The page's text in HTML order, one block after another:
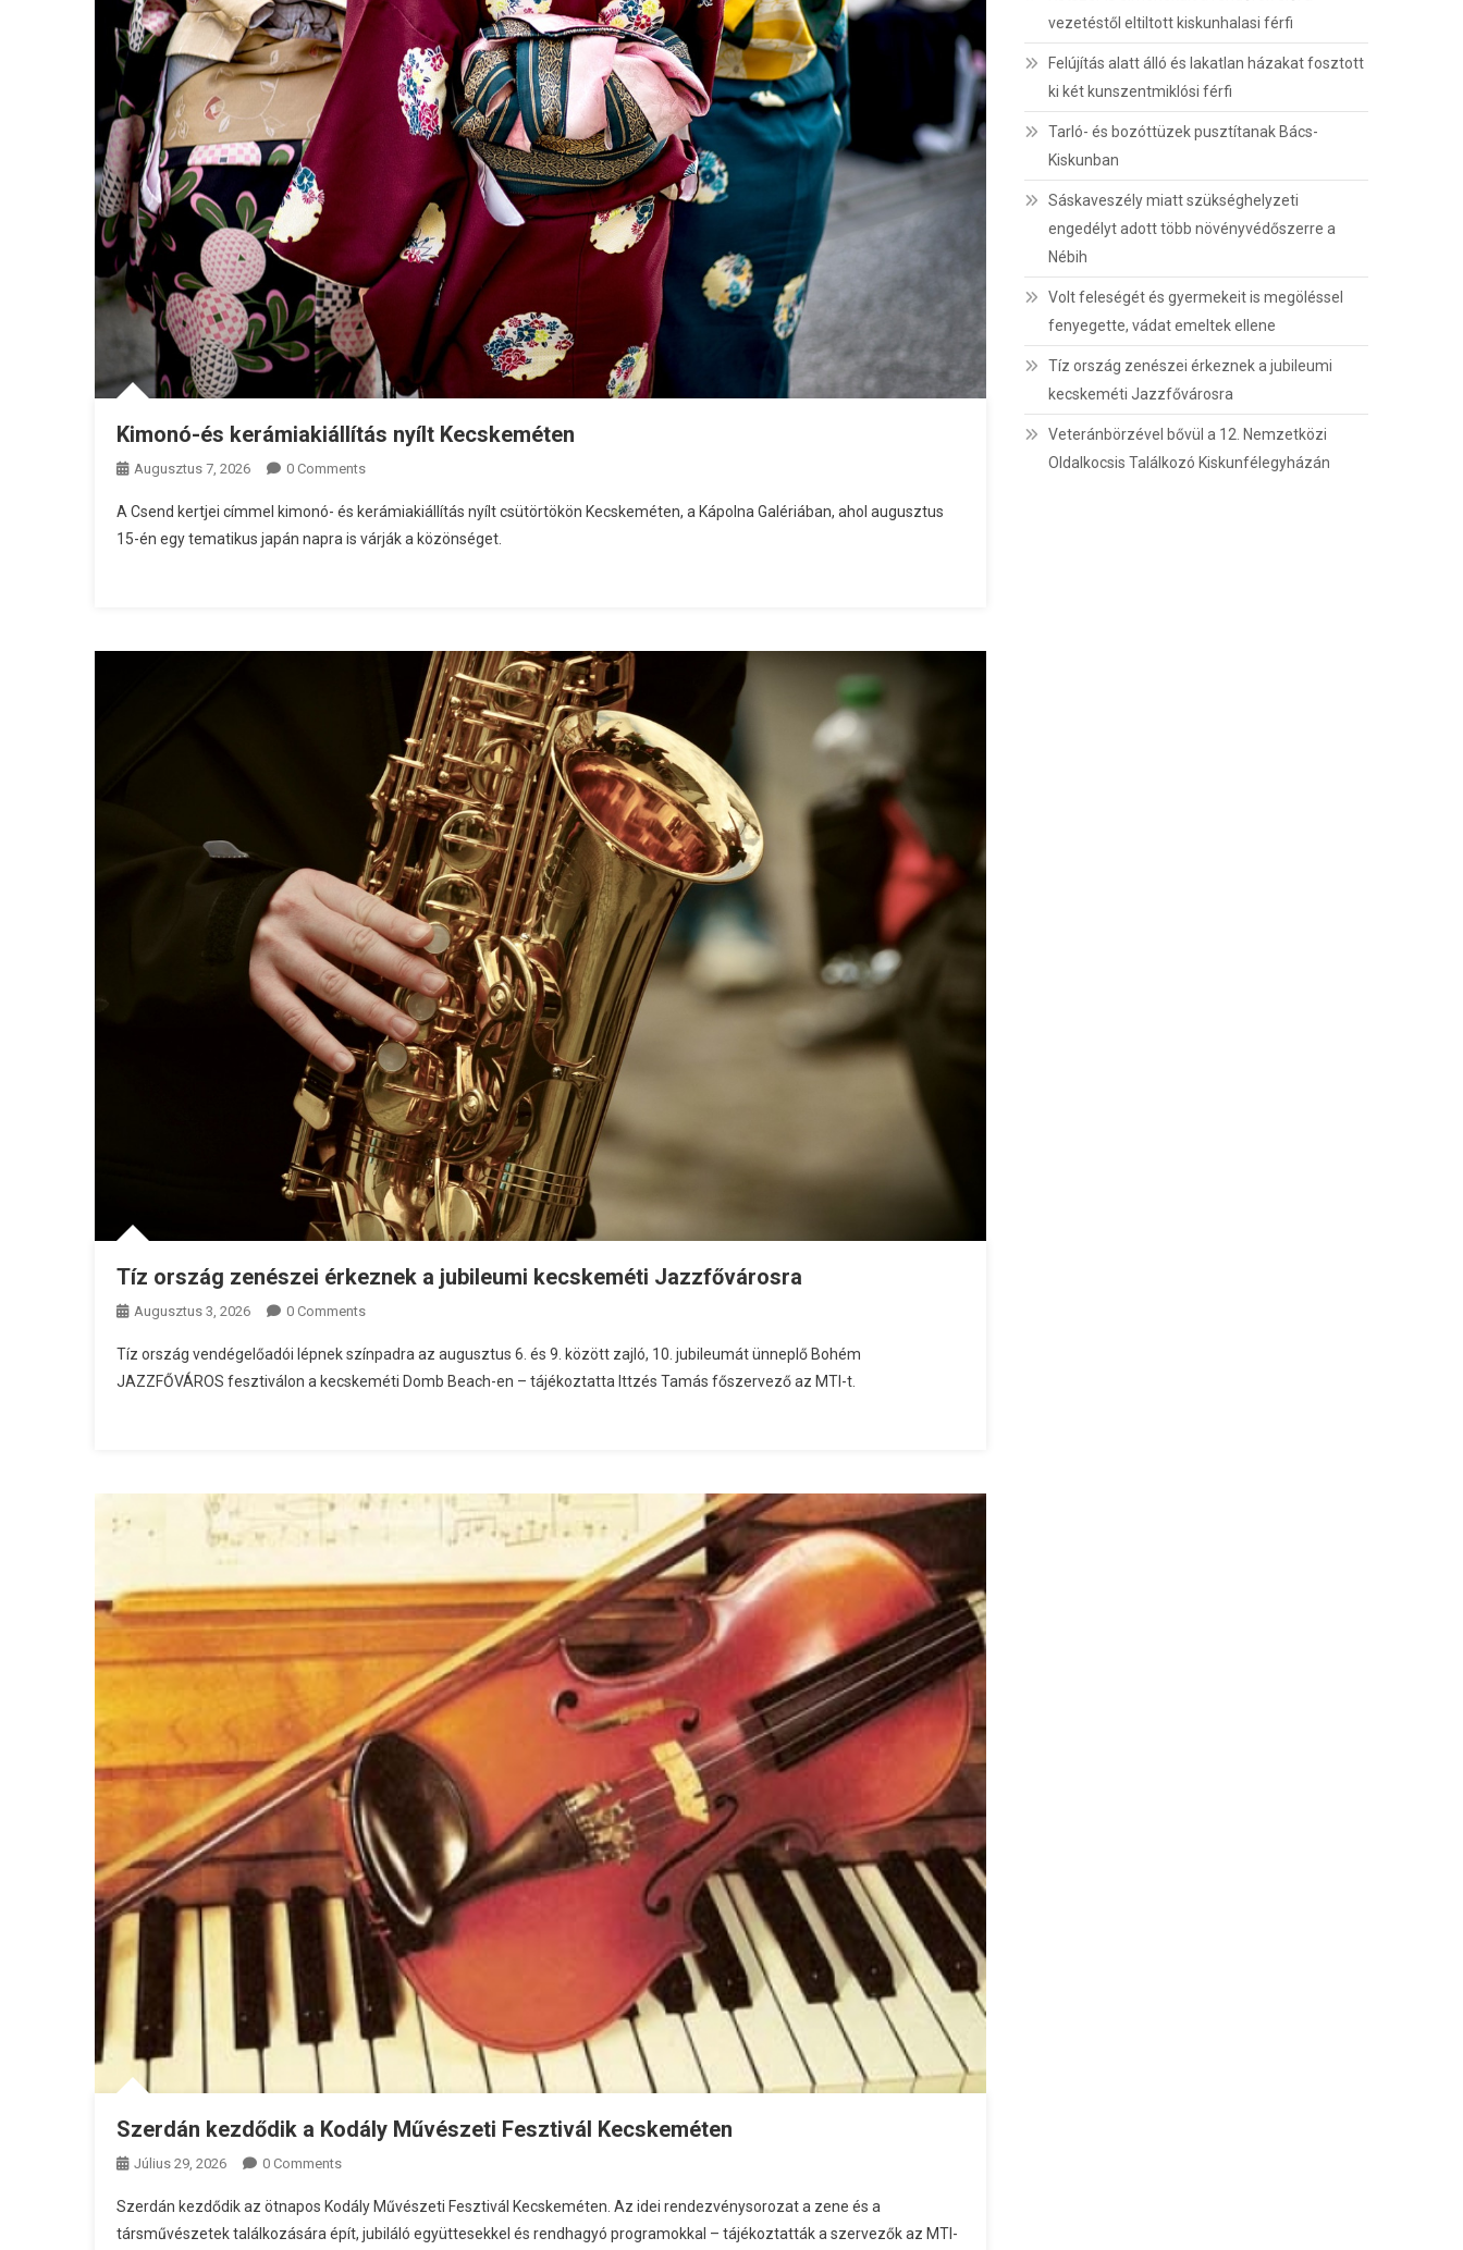
Kimonó-és kerámiakiállítás nyílt Kecskeméten
Augusztus 7, 2026 0 Comments
A Csend kertjei címmel kimonó- és kerámiakiállítás nyílt csütörtökön Kecskeméten, a Kápolna Galériában, ahol augusztus
15-én egy tematikus japán napra is várják a közönséget.
Tíz ország zenészei érkeznek a jubileumi kecskeméti Jazzfővárosra
Augusztus 3, 2026 0 Comments
Tíz ország vendégelőadói lépnek színpadra az augusztus 6. és 9. között zajló, 10. jubileumát ünneplő Bohém
JAZZFŐVÁROS fesztiválon a kecskeméti Domb Beach-en – tájékoztatta Ittzés Tamás főszervező az MTI-t.
Szerdán kezdődik a Kodály Művészeti Fesztivál Kecskeméten
Július 29, 2026 0 Comments
Szerdán kezdődik az ötnapos Kodály Művészeti Fesztivál Kecskeméten. Az idei rendezvénysorozat a zene és a
társművészetek találkozására épít, jubiláló együttesekkel és rendhagyó programokkal – tájékoztatták a szervezők az MTI-
vezetéstől eltiltott kiskunhalasi férfi
Felújítás alatt álló és lakatlan házakat fosztott
ki két kunszentmiklósi férfi
Tarló- és bozóttüzek pusztítanak Bács-
Kiskunban
Sáskaveszély miatt szükséghelyzeti
engedélyt adott több növényvédőszerre a
Nébih
Volt feleségét és gyermekeit is megöléssel
fenyegette, vádat emeltek ellene
Tíz ország zenészei érkeznek a jubileumi
kecskeméti Jazzfővárosra
Veteránbörzével bővül a 12. Nemzetközi
Oldalkocsis Találkozó Kiskunfélegyházán